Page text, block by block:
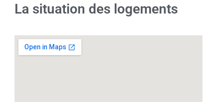
La situation des logements